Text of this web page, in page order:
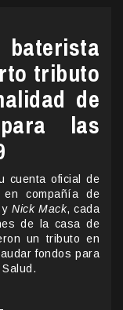
tributo
de
las
cuenta oficial de
en compañía de
yNick Mack, cada
de la casa de
un tributo en
fondos para